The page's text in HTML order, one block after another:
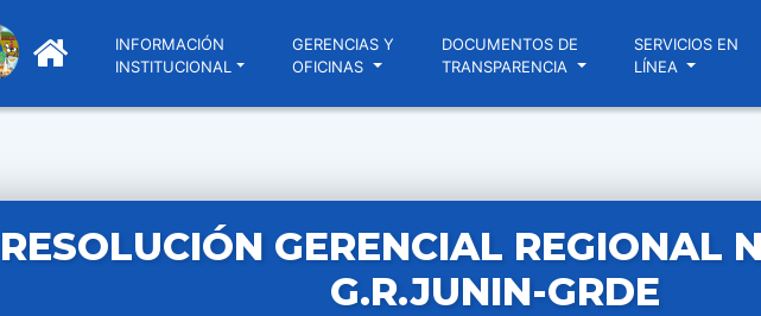
INFORMACIÓN
INSTITUCIONAL
GERENCIAS Y
OFICINAS
DOCUMENTOS DE
TRANSPARENCIA
SERVICIOS EN
LÍNEA
RESOLUCIÓN GERENCIAL REGIONAL
G.R.JUNIN-GRDE